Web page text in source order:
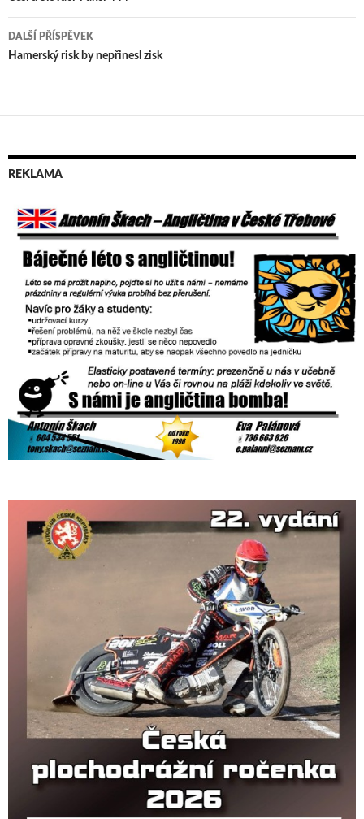
pro
příspěvek
DALŠÍ PŘÍSPĚVEK
Hamerský risk by nepřinesl zisk
REKLAMA